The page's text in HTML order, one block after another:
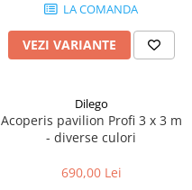
LA COMANDA
VEZI VARIANTE
Dilego
Acoperis pavilion Profi 3 x 3 m
- diverse culori
690,00 Lei